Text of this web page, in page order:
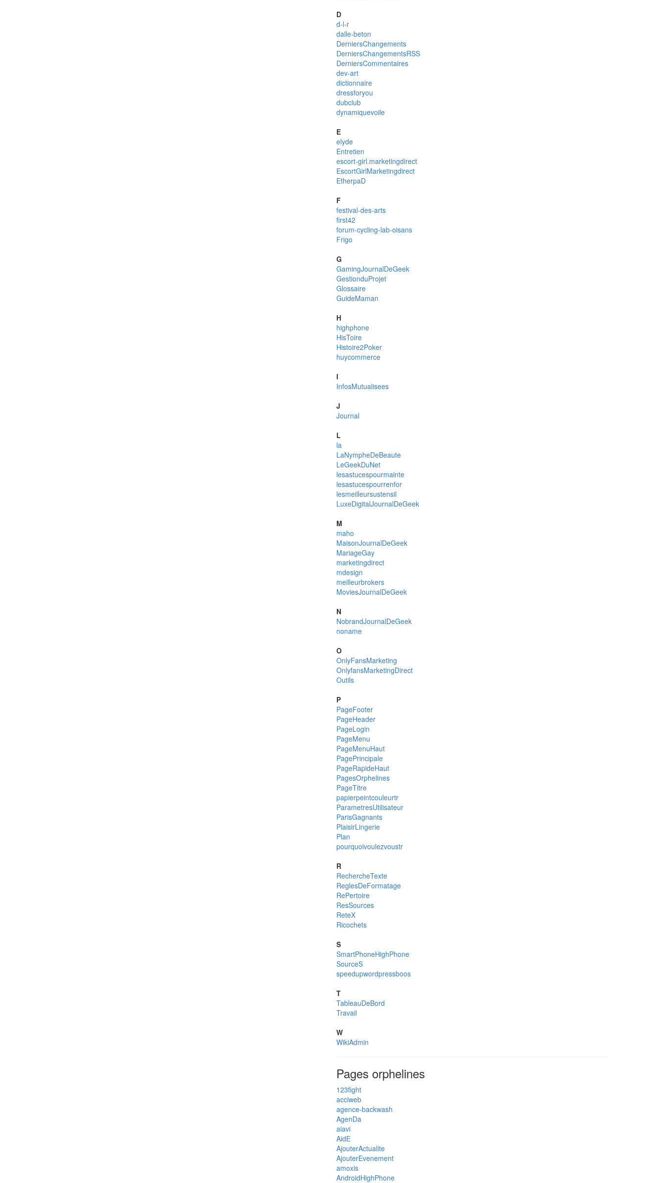
D
d-l-r
dalle-beton
DerniersChangements
DerniersChangementsRSS
DerniersCommentaires
dev-art
dictionnaire
dressforyou
dubclub
dynamiquevoile
E
elyde
Entretien
escort-girl.marketingdirect
EscortGirlMarketingdirect
EtherpaD
F
festival-des-arts
first42
forum-cycling-lab-oisans
Frigo
G
GamingJournalDeGeek
GestionduProjet
Glossaire
GuideMaman
H
highphone
HisToire
Histoire2Poker
huycommerce
I
InfosMutualisees
J
Journal
L
la
LaNympheDeBeaute
LeGeekDuNet
lesastucespourmainte
lesastucespourrenfor
lesmeilleursustensil
LuxeDigitalJournalDeGeek
M
maho
MaisonJournalDeGeek
MariageGay
marketingdirect
mdesign
meilleurbrokers
MoviesJournalDeGeek
N
NobrandJournalDeGeek
noname
O
OnlyFansMarketing
OnlyfansMarketingDirect
Outils
P
PageFooter
PageHeader
PageLogin
PageMenu
PageMenuHaut
PagePrincipale
PageRapideHaut
PagesOrphelines
PageTitre
papierpeintcouleurtr
ParametresUtilisateur
ParisGagnants
PlaisirLingerie
Plan
pourquoivoulezvoustr
R
RechercheTexte
ReglesDeFormatage
RePertoire
ResSources
ReteX
Ricochets
S
SmartPhoneHighPhone
SourceS
speedupwordpressboos
T
TableauDeBord
Travail
W
WikiAdmin
Pages orphelines
123fight
acciweb
agence-backwash
AgenDa
aiavi
AidE
AjouterActualite
AjouterEvenement
amoxis
AndroidHighPhone